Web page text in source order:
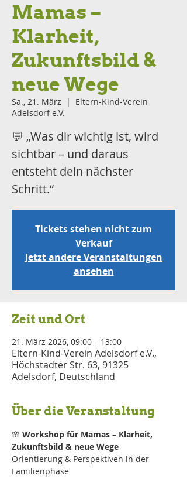
Mamas –
Klarheit,
Zukunftsbild &
neue Wege
Sa., 21. März
  |
Eltern-Kind-Verein
Adelsdorf e.V.
💬 „Was dir wichtig ist, wird
sichtbar – und daraus
entsteht dein nächster
Schritt.“
Tickets stehen nicht zum
Verkauf
Jetzt andere Veranstaltungen
ansehen
Zeit und Ort
21. März 2026, 09:00 – 13:00
Eltern-Kind-Verein Adelsdorf e.V.,
Höchstadter Str. 63, 91325
Adelsdorf, Deutschland
Über die Veranstaltung
🌸 Workshop für Mamas – Klarheit,
Zukunftsbild & neue Wege
Orientierung & Perspektiven in der
Familienphase